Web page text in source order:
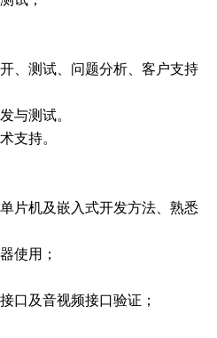
、测试、问题分析、客户支持
与测试。
支持。
片机及嵌入式开发方法、熟悉
使用；
口及音视频接口验证；